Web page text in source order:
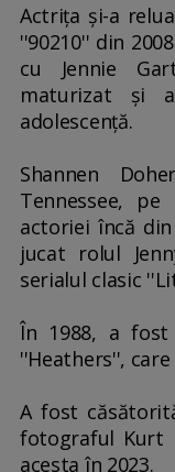
Actriţa şi-a
''90210'' din
cu Jennie
maturizat şi
adolescenţă.
Shannen
Tennessee,
actoriei încă
jucat rolul
serialul clasic
În 1988, a
''Heathers'',
A fost
fotograful Kurt
acesta în 2023.